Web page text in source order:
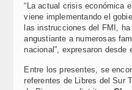
“La actual crisis económica
viene implementando el
las instrucciones del FMI,
angustiante a numerosas
nacional”, expresaron desde
Entre los presentes, se
referentes de Libres del Sur